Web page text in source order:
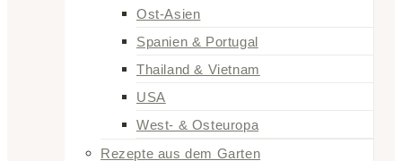
Ost-Asien
Spanien & Portugal
Thailand & Vietnam
USA
West- & Osteuropa
Rezepte aus dem Garten